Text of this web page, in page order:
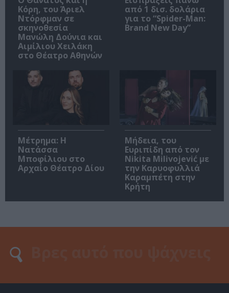
Κόρη, του Άριελ
Ντόρφμαν σε
σκηνοθεσία
Μανώλη Δούνια και
Αιμίλιου Χειλάκη
στο Θέατρο Αθηνών
από 1 δισ. δολάρια
για το “Spider-Man:
Brand New Day”
Μέτρημα: Η
Νατάσσα
Μποφίλιου στο
Αρχαίο Θέατρο Δίου
Μήδεια, του
Ευριπίδη από τον
Nikita Milivojević με
την Καρυοφυλλιά
Καραμπέτη στην
Κρήτη